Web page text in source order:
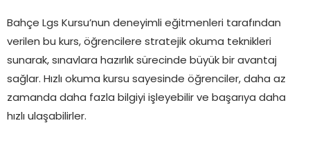
Bahçe Lgs Kursu’nun deneyimli eğitmenleri tarafından
verilen bu kurs, öğrencilere stratejik okuma teknikleri
sunarak, sınavlara hazırlık sürecinde büyük bir avantaj
sağlar. Hızlı okuma kursu sayesinde öğrenciler, daha az
zamanda daha fazla bilgiyi işleyebilir ve başarıya daha
hızlı ulaşabilirler.